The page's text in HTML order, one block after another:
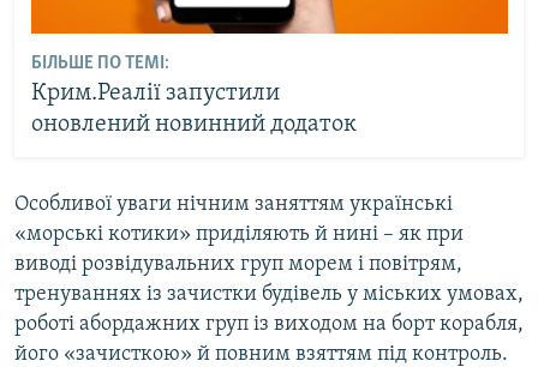
БІЛЬШЕ ПО ТЕМІ:
Крим.Реалії запустили
оновлений новинний додаток
Особливої уваги нічним заняттям українські
«морські котики» приділяють й нині – як при
виводі розвідувальних груп морем і повітрям,
тренуваннях із зачистки будівель у міських умовах,
роботі абордажних груп із виходом на борт корабля,
його «зачисткою» й повним взяттям під контроль.